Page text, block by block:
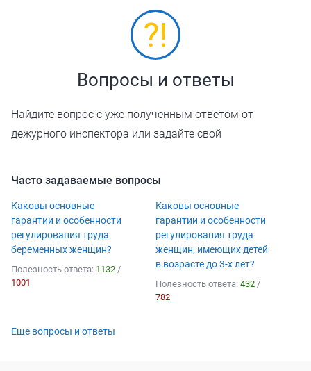
Вопросы и ответы
Найдите вопрос с уже полученным ответом от
дежурного инспектора или задайте свой
Часто задаваемые вопросы
Каковы основные
гарантии и особенности
регулирования труда
беременных женщин?
Полезность ответа: 1132 /
1001
Каковы основные
гарантии и особенности
регулирования труда
женщин, имеющих детей
в возрасте до 3-х лет?
Полезность ответа: 432 /
782
Еще вопросы и ответы